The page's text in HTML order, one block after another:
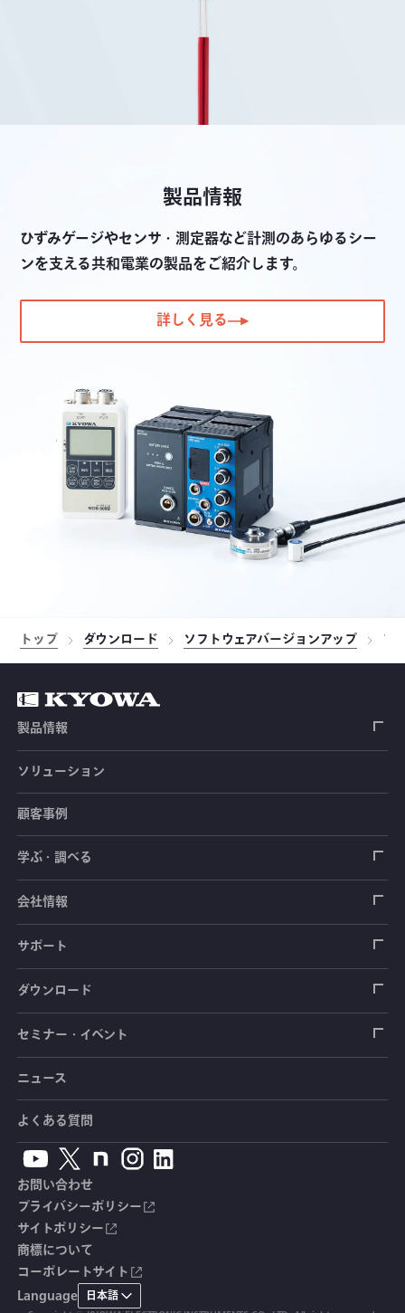
製品情報
ひずみゲージやセンサ・測定器など計測のあらゆるシー
ンを支える共和電業の製品をご紹介します。
詳しく見る
トップ ダウンロード ソフトウェアバージョンアップ フ
製品情報
ひずみゲージ
センサ（変換器）
ロードセル
加速度センサ
圧力センサ
トルクセンサ
土木建築用センサ
荷重計
土圧計
間隙水圧計
傾斜計
鉄筋計
沈下計
応力計
継目計
自動車用センサ
シートベルト張力計
操舵力・操舵角計
手ブレーキ計・チェンジレバー操作力計
踏力計
ホイールトルクセンサ
人体ダミー用センサ
測定器
データロガー
指示計・表示器
増幅器（アンプ）
ハンディ測定器（チェッカ）
ソフトウェア
計測システム
道路用計測システム
鉄道用計測システム
自動車用計測システム
土木用計測システム
試験装置・システム
ブリッジボックス
ケーブル・コネクタ
アクセサリ
製品・サービスTopics
オーダーメイド製品
生産終了製品
ソリューション
顧客事例
学ぶ・調べる
ひずみゲージ
センサ（変換器）
測定器
光ファイバ計測ソリューション - 学ぶ・調べる
共和技報
単位変換表
用語集
会社情報
拠点情報
会社概要
サポート
製品輸出時の取り扱いと該非判定書
毒物及び劇物譲受書
安全データシート（SDS）
カタログ・資料のダウンロード
生産終了製品一覧
拠点情報
よくあるご質問
ダウンロード
カタログ
取扱説明書
CADデータ
ソフトウェアバージョンアップ
総合カタログ
安全データシート（SDS）
CE適合品 受注・販売状況
セミナー・イベント
セミナー・講習会
イベント・展示会
ニュース
よくある質問
お問い合わせ
プライバシーポリシー
サイトポリシー
商標について
コーポレートサイト
Language 日本語